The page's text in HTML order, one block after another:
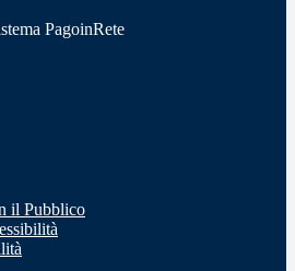
PagoinRete
il Pubblico